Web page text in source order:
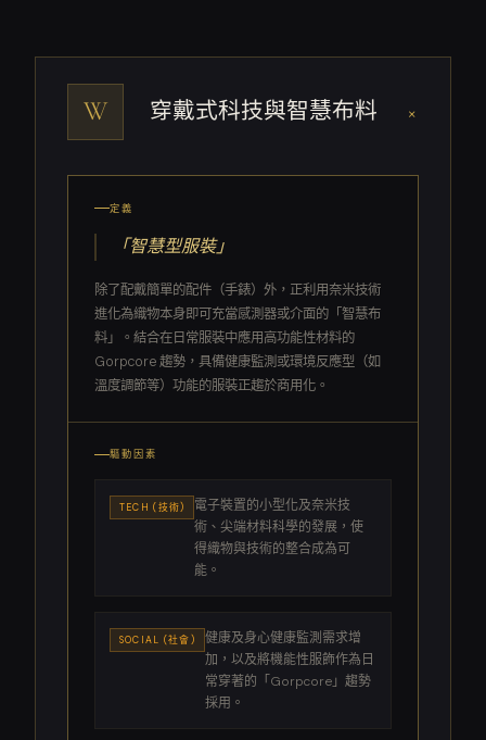
W 穿戴式科技與智慧布料 +
定義
「智慧型服裝」
除了配戴簡單的配件（手錶）外，正利用奈米技術
進化為織物本身即可充當感測器或介面的「智慧布
料」。結合在日常服裝中應用高功能性材料的
Gorpcore 趨勢，具備健康監測或環境反應型（如
溫度調節等）功能的服裝正趨於商用化。
驅動因素
TECH (技術)
電子裝置的小型化及奈米技
術、尖端材料科學的發展，使
得織物與技術的整合成為可
能。
SOCIAL (社會)
健康及身心健康監測需求增
加，以及將機能性服飾作為日
常穿著的「Gorpcore」趨勢
採用。